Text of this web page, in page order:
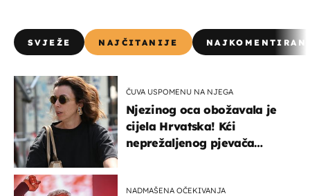
SVJEŽE NAJČITANIJE
ČUVA USPOMENU NA NJEGA
Njezinog oca obožavala je
cijela Hrvatska! Kći
neprežaljenog pjevača
NADMAŠENA OČEKIVANJA